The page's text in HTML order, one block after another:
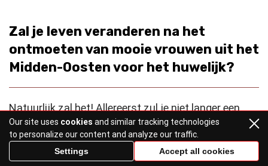
Zal je leven veranderen na het
ontmoeten van mooie vrouwen uit het
Midden-Oosten voor het huwelijk?
Natuurlijk zal het! Allereerst zul je niet langer een
alleenstaande man zijn! Trouwen met een vrouw uit
het Midden-Oosten zal je leven veranderen!
Allereerst is het essentieel om te zeggen dat
Our site uses cookies and similar tracking technologies
to personalize our content and analyze our traffic.
Settings
Accept all cookies